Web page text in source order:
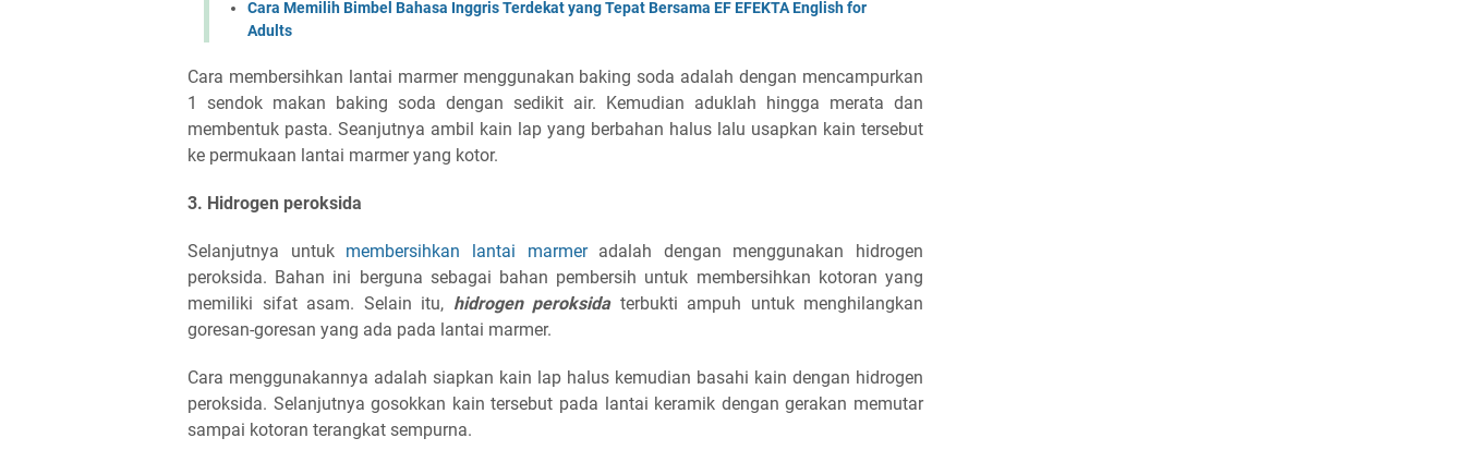
Cara Memilih Bimbel Bahasa Inggris Terdekat yang Tepat Bersama EF EFEKTA English for
Adults
Cara membersihkan lantai marmer menggunakan baking soda adalah dengan mencampurkan
1 sendok makan baking soda dengan sedikit air. Kemudian aduklah hingga merata dan
membentuk pasta. Seanjutnya ambil kain lap yang berbahan halus lalu usapkan kain tersebut
ke permukaan lantai marmer yang kotor.
3. Hidrogen peroksida
Selanjutnya untuk membersihkan lantai marmeradalah dengan menggunakan hidrogen
peroksida. Bahan ini berguna sebagai bahan pembersih untuk membersihkan kotoran yang
memiliki sifat asam. Selain itu, hidrogen peroksidaterbukti ampuh untuk menghilangkan
goresan-goresan yang ada pada lantai marmer.
Cara menggunakannya adalah siapkan kain lap halus kemudian basahi kain dengan hidrogen
peroksida. Selanjutnya gosokkan kain tersebut pada lantai keramik dengan gerakan memutar
sampai kotoran terangkat sempurna.